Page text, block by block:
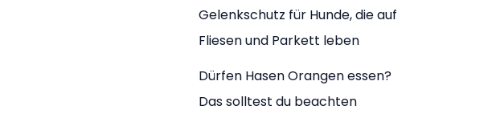
Gelenkschutz für Hunde, die auf
Fliesen und Parkett leben
Dürfen Hasen Orangen essen?
Das solltest du beachten